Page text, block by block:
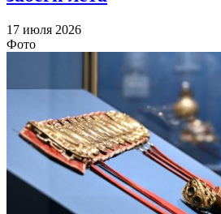
17 июля 2026
Фото